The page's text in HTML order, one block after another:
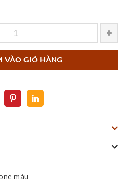
VÀO GIỎ HÀNG
màu